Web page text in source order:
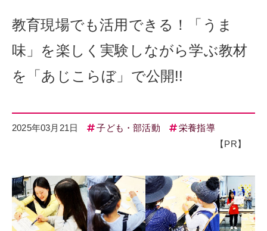
教育現場でも活用できる！「うま
味」を楽しく実験しながら学ぶ教材
を「あじこらぼ」で公開!!
2025年03月21日 子ども・部活動
栄養指導
【PR】